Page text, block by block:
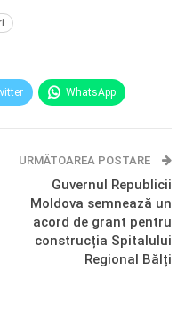
WhatsApp
URMĂTOAREA POSTARE
Guvernul Republicii
Moldova semnează un
acord de grant pentru
construcția Spitalului
Regional Bălți